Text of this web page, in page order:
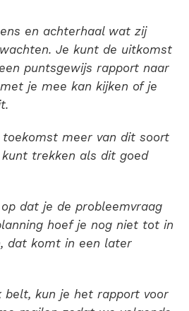
en achterhaal wat zij
Je kunt de uitkomst
puntsgewijs rapport naar
je mee kan kijken of je
meer van dit soort
trekken als dit goed
dat je de probleemvraag
hoef je nog niet tot in
dat komt in een later
belt, kun je het rapport voor